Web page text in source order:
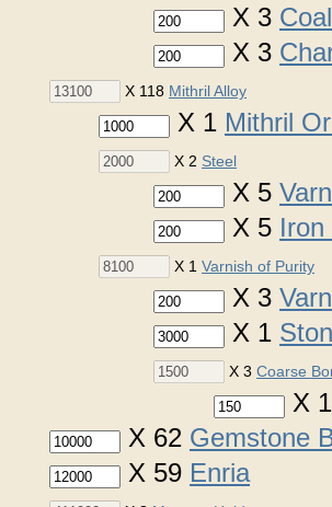
X 3 Coal
X 3
X 118 Mithril Alloy
X 1 Mithril
X 2 Steel
X 5
X 5 Iron
X 1 Varnish of Purity
X 3
X 1
X 3 Coarse
X
X 62 Gemstone
X 59 Enria